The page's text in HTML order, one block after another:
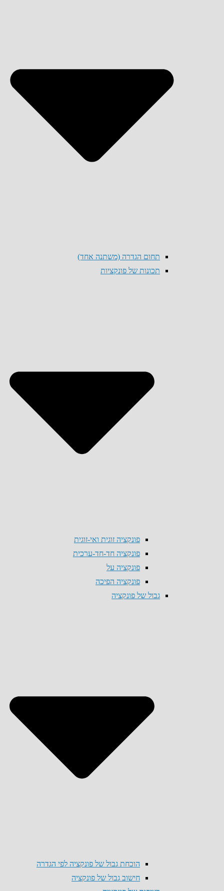
תחום הגדרה (משתנה אחד)
תכונות של פונקציות
פונקציה זוגית ואי-זוגית
פונקציה חד-חד-ערכית
פונקציה על
פונקציה הפיכה
גבול של פונקציה
הוכחת גבול של פונקציה לפי הגדרה
חישוב גבול של פונקציה